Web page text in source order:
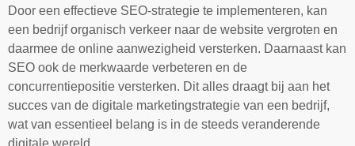
Door een effectieve SEO-strategie te implementeren, kan
een bedrijf organisch verkeer naar de website vergroten en
daarmee de online aanwezigheid versterken. Daarnaast kan
SEO ook de merkwaarde verbeteren en de
concurrentiepositie versterken. Dit alles draagt bij aan het
succes van de digitale marketingstrategie van een bedrijf,
wat van essentieel belang is in de steeds veranderende